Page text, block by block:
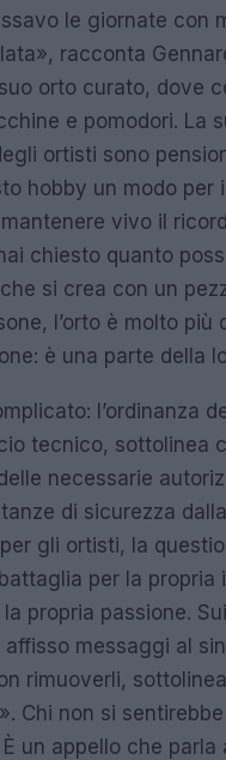
le giornate con
racconta
orto curato, dove
e pomodori. La
ortisti sono
hobby un modo per
vivo il
chiesto quanto
si crea con un
l’orto è molto più
è una parte della
l’ordinanza
tecnico, sottolinea
necessarie
di sicurezza
gli ortisti, la
per la propria
propria passione.
messaggi al
rimuoverli,
Chi non si
un appello che parla